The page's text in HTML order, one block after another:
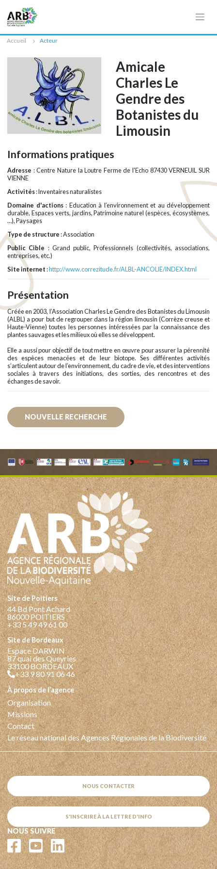
Accueil Acteur
Amicale
Charles Le
Gendre des
Botanistes du
Limousin
Informations pratiques
Adresse : Centre Nature la Loutre Ferme de l'Echo 87430 VERNEUIL SUR
VIENNE
Activités: Inventaires naturalistes
Domaine d'actions: Education à l’environnement et au développement
durable, Espaces verts, jardins, Patrimoine naturel (espèces, écosystèmes,
…), Paysages
Type de structure : Association
Public Cible : Grand public, Professionnels (collectivités, associations,
entreprises, etc.)
Site internet :http://www.correzitude.fr/ALBL-ANCOLIE/INDEX.html
Présentation
Créée en 2003, l’Association Charles Le Gendre des Botanistes du Limousin
(ALBL) a pour but de regrouper dans la région limousin (Corrèze creuse et
Haute-Vienne) toutes les personnes intéressées par la connaissance des
plantes sauvages et les milieux où elles se développent.
Elle a aussi pour objectif de tout mettre en œuvre pour assurer la pérennité
des espèces menacées et de leur biotope. Ses différentes activités
s’articulent autour de l’environnement, du cadre de vie, et des interventions
sociales à travers des initiations, des sorties, des rencontres et des
échanges de savoir.
NOUVELLE RECHERCHE
Site de Poitiers
44 Bd Pont Achard
86000 POITIERS
+33 5 49 49 61 00
Site de Bordeaux
Espace DARWIN
87 quai des Queyries
33100 BORDEAUX
+33 9 80 91 06 46
à propos de l’agence
Organisation
Missions
Contact
Le réseau national des Agences Régionales de la Biodiversité
NOUS CONTACTER
S'INSCRIRE À LA LETTRE D'INFO
NOUS SUIVRE